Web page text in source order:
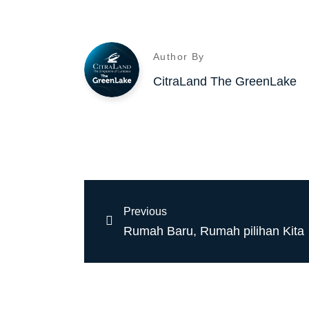
Author By
CitraLand The GreenLake
Previous
Rumah Baru, Rumah pilihan Kita